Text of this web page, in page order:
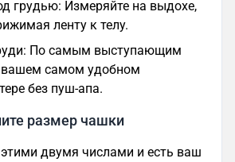
грудью: Измеряйте на выдохе,
ленту к телу.
По самым выступающим
самом удобном
без пуш-апа.
размер чашки
двумя числами и есть ваш